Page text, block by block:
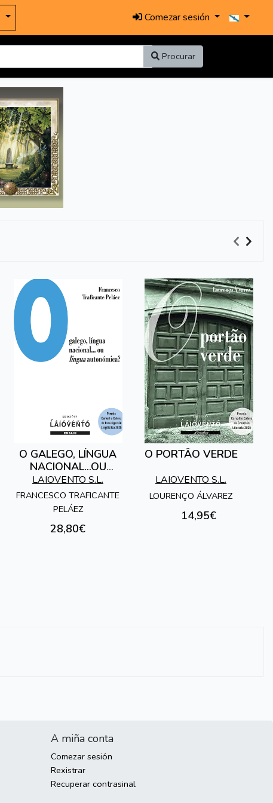
Comezar sesión
Procurar
Seguinte
O GALEGO, LÍNGUA
NACIONAL...OU
LINGUA
AUTONÓMICA?
LAIOVENTO S.L.
FRANCESCO TRAFICANTE
PELÁEZ
28,80€
O PORTÂO VERDE
LAIOVENTO S.L.
LOURENÇO ÁLVAREZ
14,95€
A miña conta
Comezar sesión
Rexistrar
Recuperar contrasinal